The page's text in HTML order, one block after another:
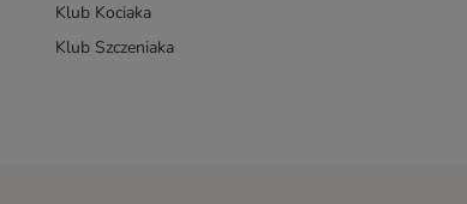
Klub Kociaka
Klub Szczeniaka